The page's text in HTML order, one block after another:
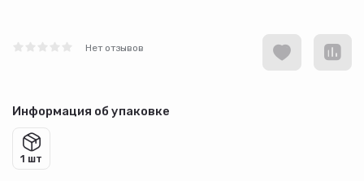
Нет отзывов
Информация об упаковке
1 шт